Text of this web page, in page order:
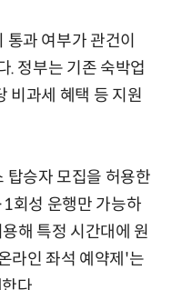
과 여부가 관건이
. 정부는 기존 숙박업
비과세 혜택 등 지원
탑승자 모집을 허용한
회성 운행만 가능하
해 특정 시간대에 원
라인 좌석 예약제'는